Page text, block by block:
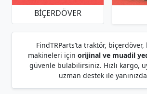
BIÇERDÖVER
FindTRParts’ta traktör, biçerdöver,
makineleri için orijinal ve muadil
güvenle bulabilirsiniz. Hızlı kargo,
uzman destek ile